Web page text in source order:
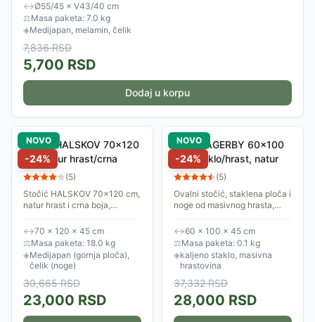
↔Ø55/45 × V43/40 cm
⚖Masa paketa: 7.0 kg
◈Medijapan, melamin, čelik
7,836RSD
5,700 RSD
Dodaj u korpu
NOVO
-24%
Stočić HALSKOV 70x120
cm, natur hrast/crna
(5)
Stočić HALSKOV 70x120 cm,
natur hrast i crna boja,
sertifikovan.
↔70 × 120 × 45 cm
⚖Masa paketa: 18.0 kg
◈Medijapan (gornja ploča),
čelik (noge)
30,665RSD
23,000 RSD
NOVO
-24%
Stočić AGERBY 60x100
cm, staklo/hrast, natur
(5)
Ovalni stočić, staklena ploča i
noge od masivnog hrasta,
↔60 × 100 × 45 cm
⚖Masa paketa: 0.1 kg
◈kaljeno staklo, masivna
hrastovina
37,332RSD
28,000 RSD